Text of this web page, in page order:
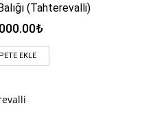
(Tahterevalli)
₺
EKLE